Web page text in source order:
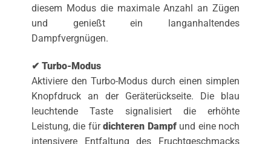
diesem Modus die maximale Anzahl an Zügen
und genießt ein langanhaltendes
Dampfvergnügen.
✔ Turbo-Modus
Aktiviere den Turbo-Modus durch einen simplen
Knopfdruck an der Geräterückseite. Die blau
leuchtende Taste signalisiert die erhöhte
Leistung, die fürdichteren Dampfund eine noch
intensivere Entfaltung des Fruchtgeschmacks